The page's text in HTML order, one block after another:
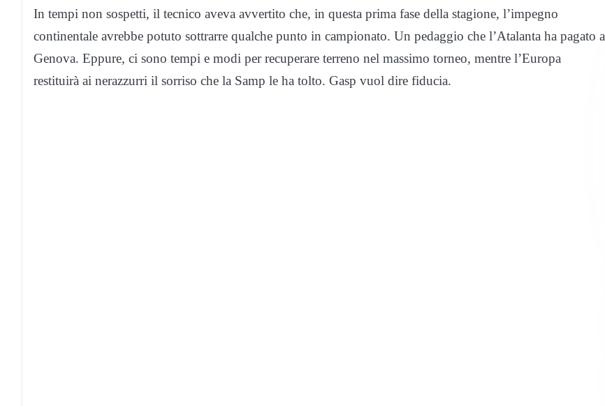
In tempi non sospetti, il tecnico aveva avvertito che, in questa prima fase della stagione, l’impegno
continentale avrebbe potuto sottrarre qualche punto in campionato. Un pedaggio che l’Atalanta ha pagato a
Genova. Eppure, ci sono tempi e modi per recuperare terreno nel massimo torneo, mentre l’Europa
restituirà ai nerazzurri il sorriso che la Samp le ha tolto. Gasp vuol dire fiducia.